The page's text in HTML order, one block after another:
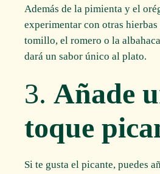
Además de la pimienta y el
experimentar con otras
tomillo, el romero o la
dará un sabor único al plato.
3.Añade
toque
Si te gusta el picante, puedes